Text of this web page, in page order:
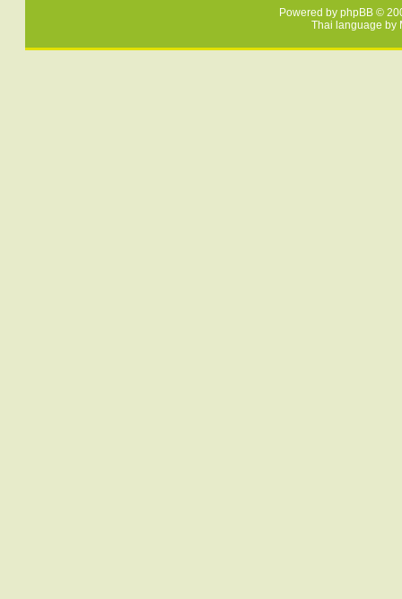
Powered by phpBB ©
Thai language by